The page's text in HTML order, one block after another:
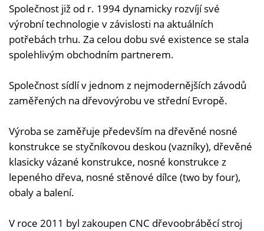
Společnost již od r. 1994 dynamicky rozvíjí své
výrobní technologie v závislosti na aktuálních
potřebách trhu. Za celou dobu své existence se stala
spolehlivým obchodním partnerem.
Společnost sídlí v jednom z nejmodernějších závodů
zaměřených na dřevovýrobu ve střední Evropě.
Výroba se zaměřuje především na dřevěné nosné
konstrukce se styčníkovou deskou (vazníky), dřevěné
klasicky vázané konstrukce, nosné konstrukce z
lepeného dřeva, nosné stěnové dílce (two by four),
obaly a balení.
V roce 2011 byl zakoupen CNC dřevoobráběcí stroj